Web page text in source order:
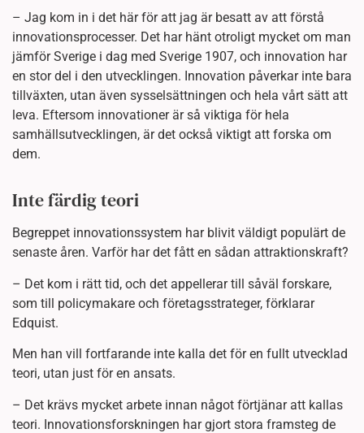
– Jag kom in i det här för att jag är besatt av att förstå
innovationsprocesser. Det har hänt otroligt mycket om man
jämför Sverige i dag med Sverige 1907, och innovation har
en stor del i den utvecklingen. Innovation påverkar inte bara
tillväxten, utan även sysselsättningen och hela vårt sätt att
leva. Eftersom innovationer är så viktiga för hela
samhällsutvecklingen, är det också viktigt att forska om
dem.
Inte färdig teori
Begreppet innovationssystem har blivit väldigt populärt de
senaste åren. Varför har det fått en sådan attraktionskraft?
– Det kom i rätt tid, och det appellerar till såväl forskare,
som till policymakare och företagsstrateger, förklarar
Edquist.
Men han vill fortfarande inte kalla det för en fullt utvecklad
teori, utan just för en ansats.
– Det krävs mycket arbete innan något förtjänar att kallas
teori. Innovationsforskningen har gjort stora framsteg de